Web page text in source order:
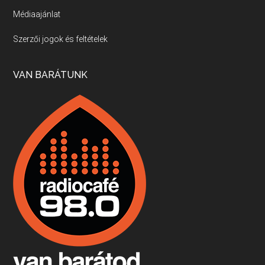
Villány, kékfrankos, Jackfall
Apr 17, 2026 • 00:35:38
Boston, teadélután, bab és homár
Apr 9, 2026 • 00:37:17
Fermentáljunk, a testünk meghálálja!
Apr 3, 2026 • 00:36:07
Médiaajánlat
Szerzői jogok és feltételek
VAN BARÁTUNK